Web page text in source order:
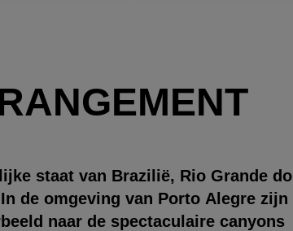
staat van Brazilië, Rio Grande do
de omgeving van Porto Alegre zijn
naar de spectaculaire canyons